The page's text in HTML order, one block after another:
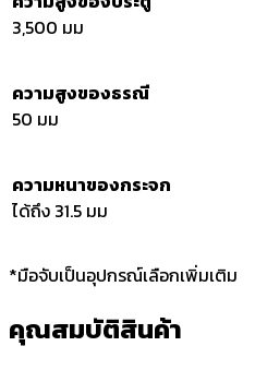
3,500 มม
ความสูงของธรณี
50 มม
ความหนาของกระจก
ได้ถึง 31.5 มม
*มือจับเป็นอุปกรณ์เลือกเพิ่มเติม
คุณสมบัติสินค้า